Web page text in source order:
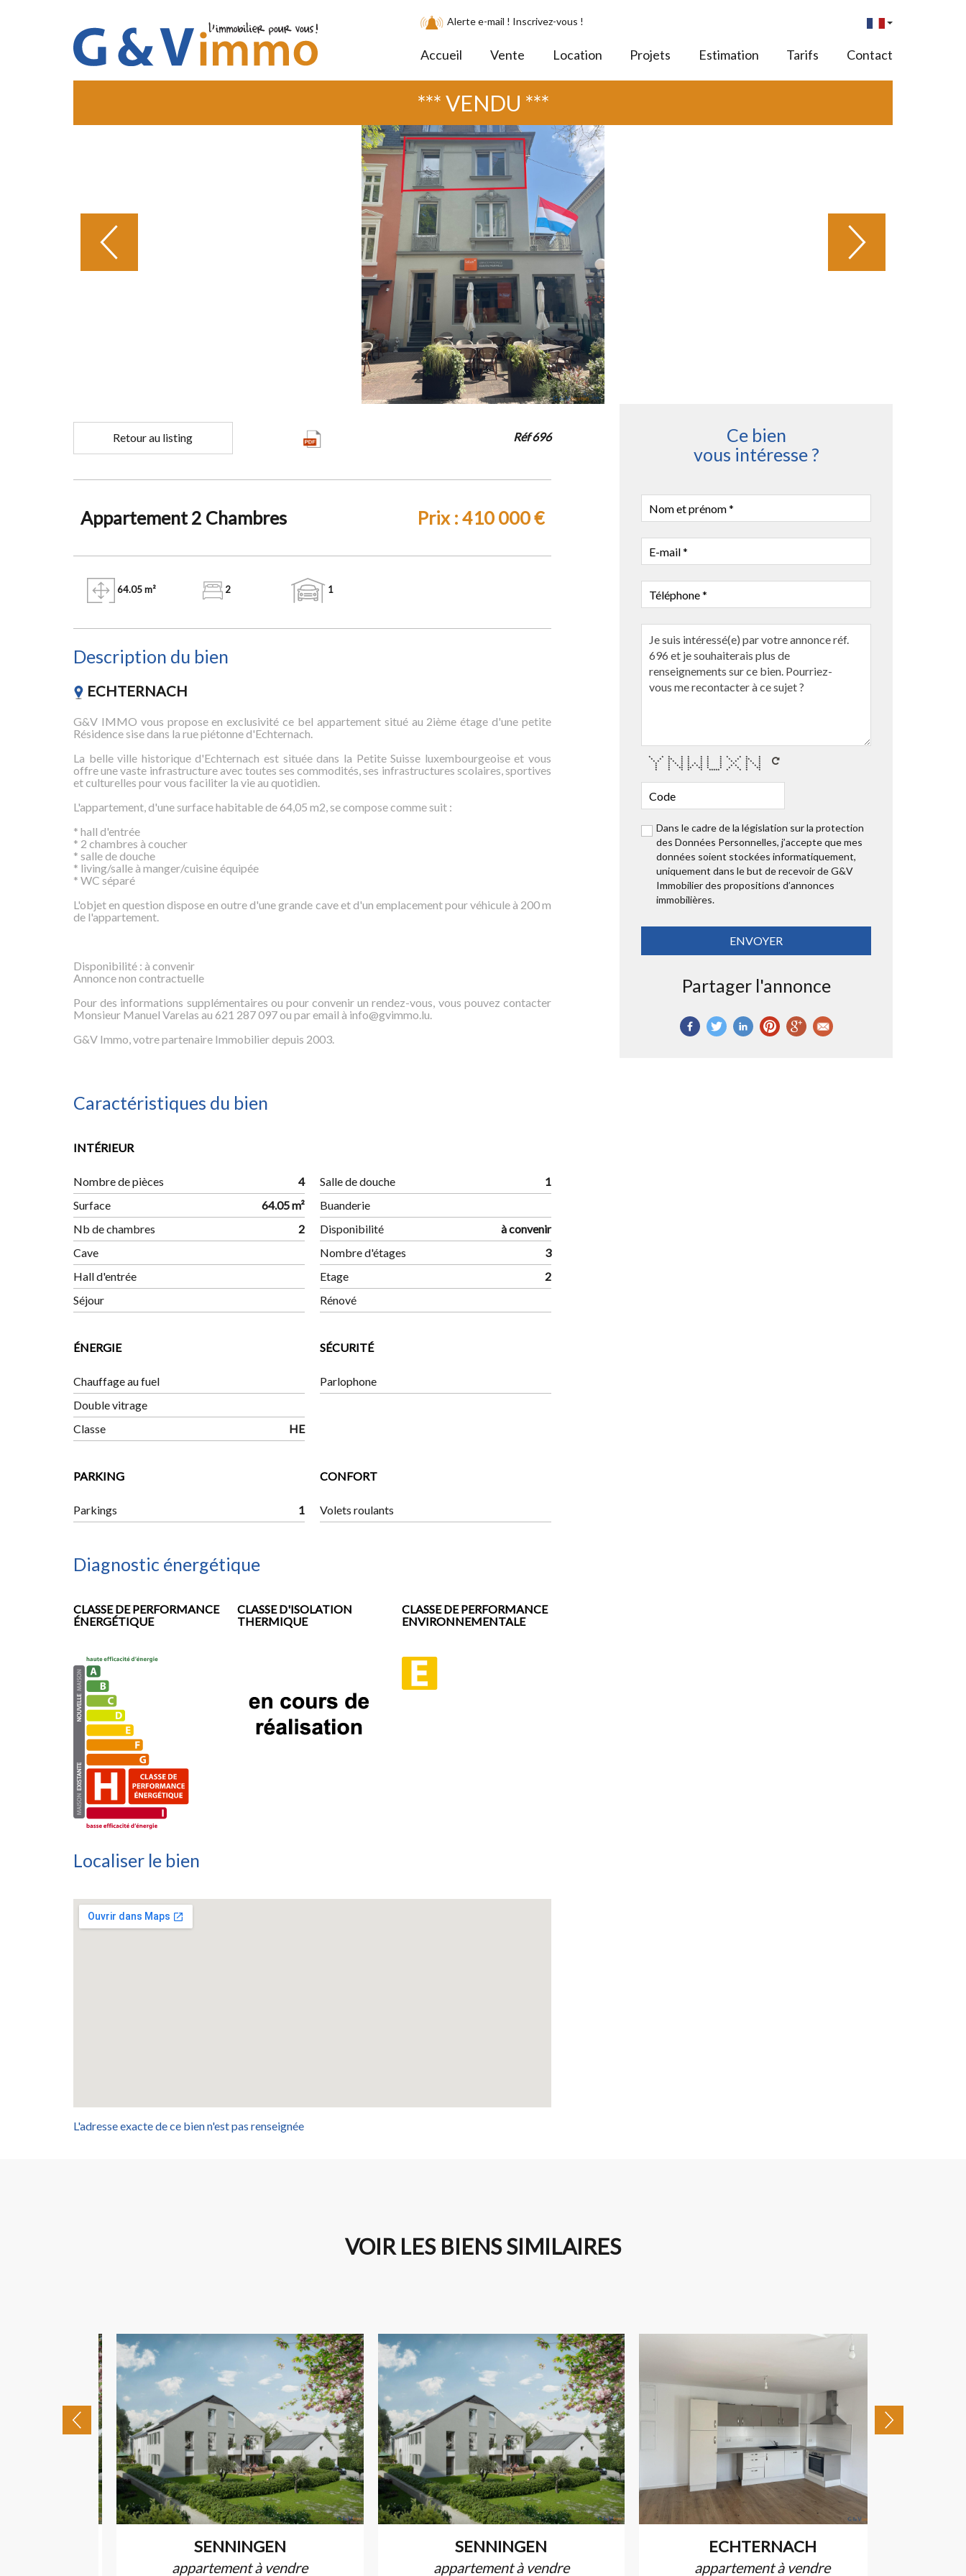
Alerte e-mail ! Inscrivez-vous !
Accueil Vente Location Projets Estimation Tarifs Contact
*** VENDU ***
Retour au listing Réf 696
Appartement 2 Chambres Prix : 410 000 €
64.05 m² 2 1
Description du bien
ECHTERNACH
G&V IMMO vous propose en exclusivité ce bel appartement situé au 2ième étage d'une petite
Résidence sise dans la rue piétonne d'Echternach.
La belle ville historique d'Echternach est située dans la Petite Suisse luxembourgeoise et vous
offre une vaste infrastructure avec toutes ses commodités, ses infrastructures scolaires, sportives
et culturelles pour vous faciliter la vie au quotidien.
L'appartement, d'une surface habitable de 64,05 m2, se compose comme suit :
* hall d'entrée
* 2 chambres à coucher
* salle de douche
* living/salle à manger/cuisine équipée
* WC séparé
L'objet en question dispose en outre d'une grande cave et d'un emplacement pour véhicule à 200 m
de l'appartement.
Disponibilité : à convenir
Annonce non contractuelle
Pour des informations supplémentaires ou pour convenir un rendez-vous, vous pouvez contacter
Monsieur Manuel Varelas au 621 287 097 ou par email à info@gvimmo.lu.
G&V Immo, votre partenaire Immobilier depuis 2003.
Caractéristiques du bien
INTÉRIEUR
Nombre de pièces
4
Surface
64.05 m²
Nb de chambres
2
Cave
Hall d'entrée
Séjour
Salle de douche
1
Buanderie
Disponibilité
à convenir
Nombre d'étages
3
Etage
2
Rénové
ÉNERGIE
Chauffage au fuel
Double vitrage
Classe
HE
SÉCURITÉ
Parlophone
PARKING
Parkings 1
CONFORT
Volets roulants
Diagnostic énergétique
CLASSE DE PERFORMANCE
ÉNERGÉTIQUE
CLASSE D'ISOLATION
THERMIQUE
CLASSE DE PERFORMANCE
ENVIRONNEMENTALE
Localiser le bien
L'adresse exacte de ce bien n'est pas renseignée
Ce bien
vous intéresse ?
* * * * * * * * * * * *
* * ** * * * * * * * ** *
* * * * * * * * * * * * * *
* * * * * * * * * * * * *
* * * * * * * * * * * * * * *
* * ** ** ** * * * * * **
* * * * * ***** * * * *
Dans le cadre de la législation sur la protection
des Données Personnelles, j’accepte que mes
données soient stockées informatiquement,
uniquement dans le but de recevoir de G&V
Immobilier des propositions d’annonces
immobilières.
Partager l'annonce
VOIR LES BIENS SIMILAIRES
SENNINGEN
appartement à vendre
SENNINGEN
appartement à vendre
ECHTERNACH
appartement à vendre